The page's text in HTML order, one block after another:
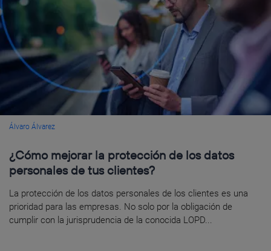
Álvaro Álvarez
¿Cómo mejorar la protección de los datos
personales de tus clientes?
La protección de los datos personales de los clientes es una
prioridad para las empresas. No solo por la obligación de
cumplir con la jurisprudencia de la conocida LOPD...